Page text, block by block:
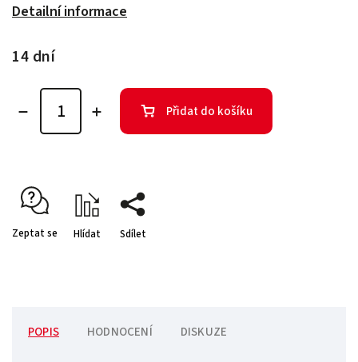
Detailní informace
14 dní
Přidat do košíku
Zeptat se Hlídat Sdílet
POPIS HODNOCENÍ DISKUZE